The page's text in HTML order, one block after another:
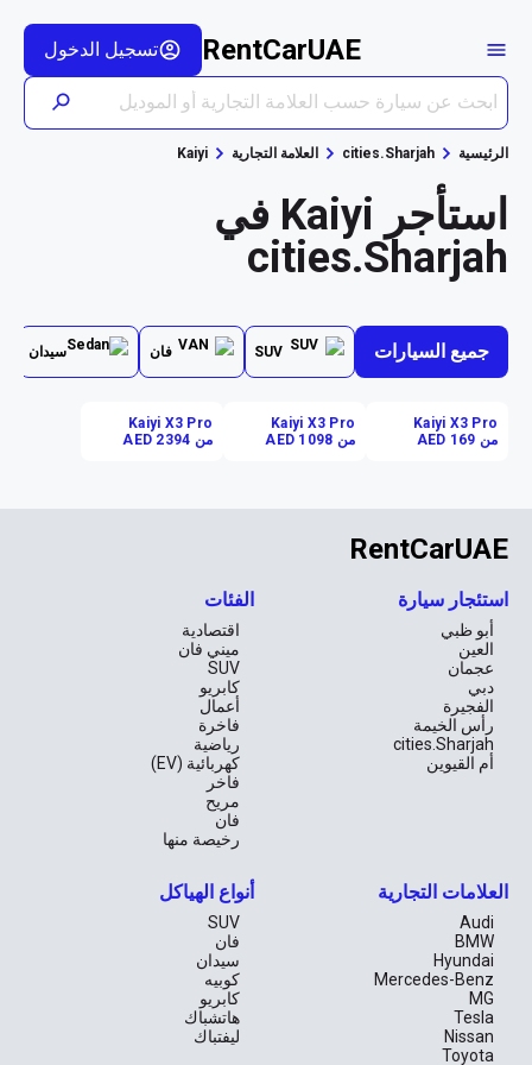
RentCarUAE تسجيل الدخول
الرئيسية cities.Sharjah العلامة التجارية Kaiyi
استأجر Kaiyi في
cities.Sharjah
جميع السيارات SUV فان سيدان
Kaiyi X3 Pro
من AED 169
Kaiyi X3 Pro
من AED 1098
Kaiyi X3 Pro
من AED 2394
RentCarUAE
استئجار سيارة
أبو ظبي
العين
عجمان
دبي
الفجيرة
رأس الخيمة
cities.Sharjah
أم القيوين
الفئات
اقتصادية
ميني فان
SUV
كابريو
أعمال
فاخرة
رياضية
كهربائية (EV)
فاخر
مريح
فان
رخيصة منها
العلامات التجارية
Audi
BMW
Hyundai
Mercedes-Benz
MG
Tesla
Nissan
Toyota
أنواع الهياكل
SUV
فان
سيدان
كوبيه
كابريو
هاتشباك
ليفتباك